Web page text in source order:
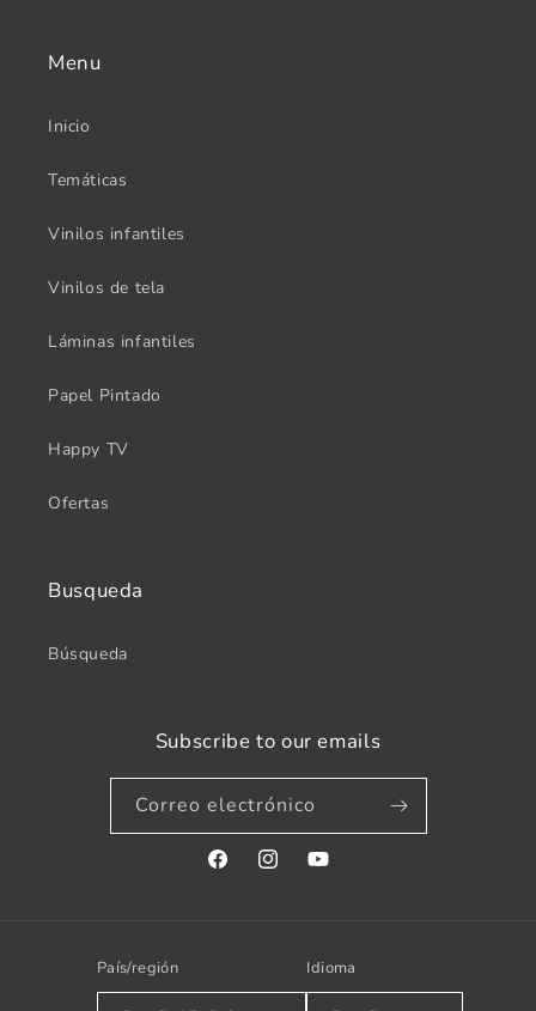
Menu
Inicio
Temáticas
Vinilos infantiles
Vinilos de tela
Láminas infantiles
Papel Pintado
Happy TV
Ofertas
Busqueda
Búsqueda
Subscribe to our emails
Correo electrónico
FacebookInstagramYouTube
País/región Idioma